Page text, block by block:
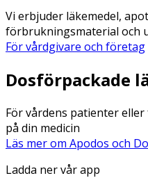
Vi erbjuder läkemedel,
förbrukningsmaterial och
För vårdgivare och företag
Dosförpackade
För vårdens patienter
på din medicin
Läs mer om Apodos och
Ladda ner vår app